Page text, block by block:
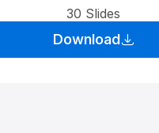
30 Slides
Download